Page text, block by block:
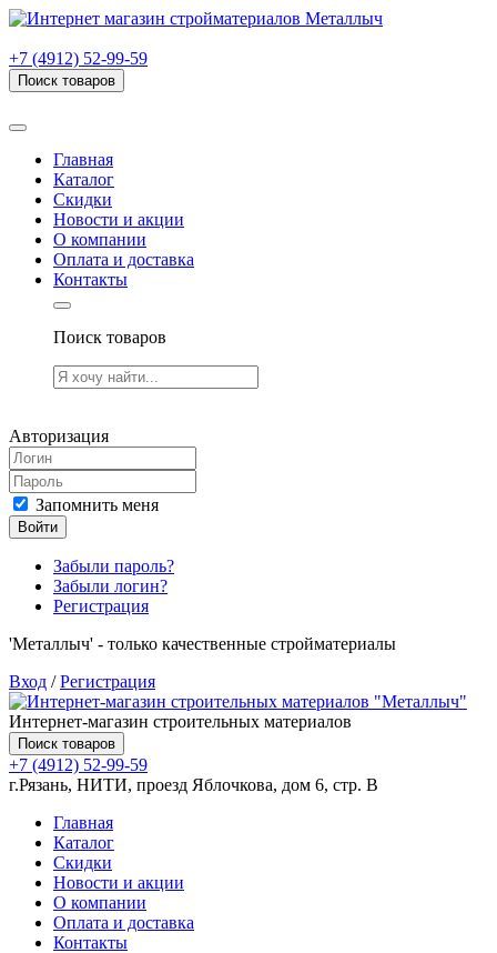
+7 (4912) 52-99-59
Поиск товаров
Главная
Каталог
Скидки
Новости и акции
О компании
Оплата и доставка
Контакты
Поиск товаров
Авторизация
Запомнить меня
Войти
Забыли пароль?
Забыли логин?
Регистрация
'Металлыч' - только качественные стройматериалы
Вход /Регистрация
Интернет-магазин строительных материалов
Поиск товаров
+7 (4912) 52-99-59
г.Рязань, НИТИ, проезд Яблочкова, дом 6, стр. В
Главная
Каталог
Скидки
Новости и акции
О компании
Оплата и доставка
Контакты